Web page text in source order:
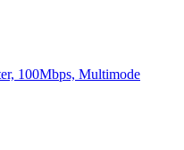
100Mbps, Multimode